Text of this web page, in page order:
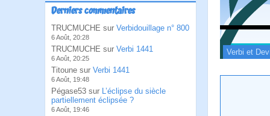
Derniers commentaires
TRUCMUCHE sur Verbidouillage n° 800
6 Août, 20:28
TRUCMUCHE sur Verbi 1441
6 Août, 20:25
Titoune sur Verbi 1441
6 Août, 19:48
Pégase53 sur L’éclipse du siècle
partiellement éclipsée ?
6 Août, 19:46
Verbi et